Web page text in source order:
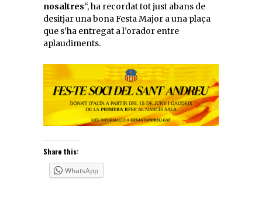
nosaltres“, ha recordat tot just abans de
desitjar una bona Festa Major a una plaça
que s’ha entregat a l’orador entre
aplaudiments.
Share this:
WhatsApp